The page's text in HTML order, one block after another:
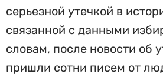
серьезной утечкой в
связанной с данными
словам, после новости об
пришли сотни писем от